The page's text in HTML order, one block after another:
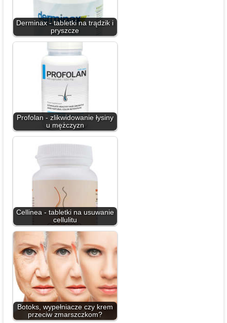
Derminax - tabletki na trądzik i
pryszcze
Profolan - zlikwidowanie łysiny
u mężczyzn
Cellinea - tabletki na usuwanie
cellulitu
Botoks, wypełniacze czy krem
przeciw zmarszczkom?